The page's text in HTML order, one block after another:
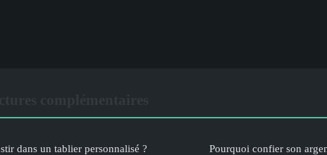
dans un tablier personnalisé ? Pourquoi confier son